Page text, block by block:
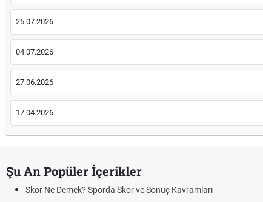
25.07.2026
04.07.2026
27.06.2026
17.04.2026
Şu An Popüler İçerikler
Skor Ne Demek? Sporda Skor ve Sonuç Kavramları